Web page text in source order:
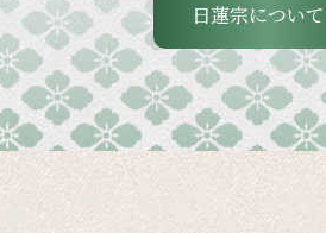
日蓮宗について